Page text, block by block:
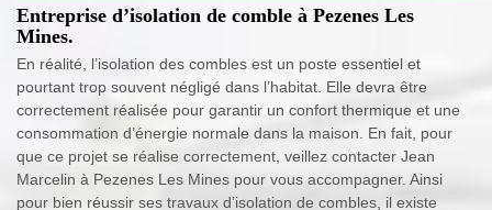
Entreprise d’isolation de comble à Pezenes Les
Mines.
En réalité, l’isolation des combles est un poste essentiel et
pourtant trop souvent négligé dans l’habitat. Elle devra être
correctement réalisée pour garantir un confort thermique et une
consommation d’énergie normale dans la maison. En fait, pour
que ce projet se réalise correctement, veillez contacter Jean
Marcelin à Pezenes Les Mines pour vous accompagner. Ainsi
pour bien réussir ses travaux d’isolation de combles, il existe